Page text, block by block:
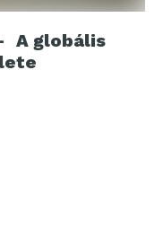
A globális